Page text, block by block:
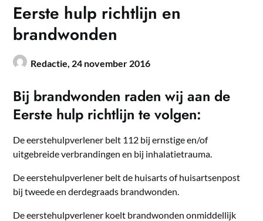
Eerste hulp richtlijn en
brandwonden
Redactie, 24 november 2016
Bij brandwonden raden wij aan de
Eerste hulp richtlijn te volgen:
De eerstehulpverlener belt 112 bij ernstige en/of
uitgebreide verbrandingen en bij inhalatietrauma.
De eerstehulpverlener belt de huisarts of huisartsenpost
bij tweede en derdegraads brandwonden.
De eerstehulpverlener koelt brandwonden onmiddellijk